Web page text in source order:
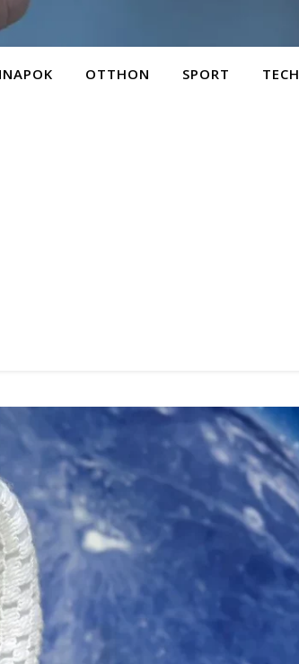
OTTHON SPORT TECH